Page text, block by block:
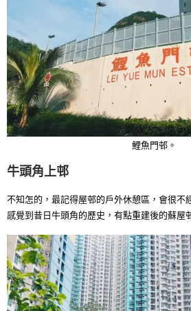
鯉魚門邨。
牛頭角上邨
不知怎的，最記得屋邨的戶外休憩區，會很不
感覺到昔日牛頭角的歷史，有點重建後的蘇屋